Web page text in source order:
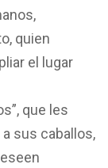
quien
el lugar
que les
sus caballos,